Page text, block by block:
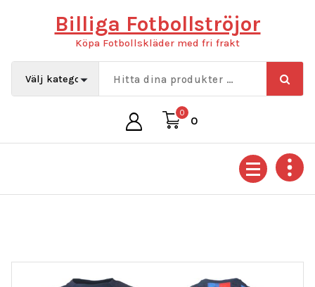
Billiga Fotbollströjor
Köpa Fotbollskläder med fri frakt
0
0